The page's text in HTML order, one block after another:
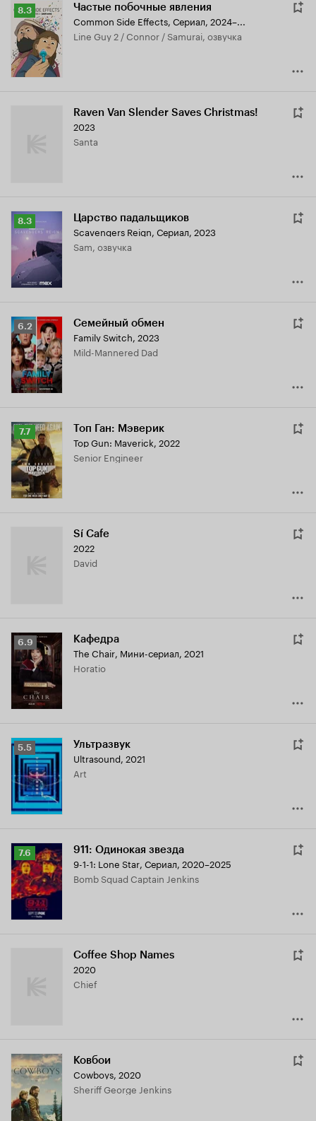
Рейтинг
Кинопоиска
8.3
8.3 Частые побочные явления
Common Side Effects, Сериал, 2024–...
Line Guy 2 / Connor / Samurai, озвучка
Raven Van Slender Saves Christmas!
2023
Santa
Рейтинг
Кинопоиска
8.3
8.3 Царство падальщиков
Scavengers Reign, Сериал, 2023
Sam, озвучка
Рейтинг
Кинопоиска
6.2
6.2 Семейный обмен
Family Switch, 2023
Mild-Mannered Dad
Рейтинг
Кинопоиска
7.7
7.7 Топ Ган: Мэверик
Top Gun: Maverick, 2022
Senior Engineer
Sí Cafe
2022
David
Рейтинг
Кинопоиска
6.9
6.9 Кафедра
The Chair, Мини-сериал, 2021
Horatio
Рейтинг
Кинопоиска
5.5
5.5 Ультразвук
Ultrasound, 2021
Art
Рейтинг
Кинопоиска
7.6
7.6 911: Одинокая звезда
9-1-1: Lone Star, Сериал, 2020–2025
Bomb Squad Captain Jenkins
Coffee Shop Names
2020
Chief
Ковбои
Cowboys, 2020
Sheriff George Jenkins